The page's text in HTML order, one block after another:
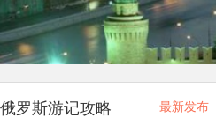
俄罗斯游记攻略 最新发布